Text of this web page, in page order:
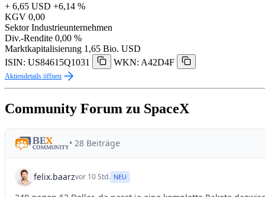
+ 6,65 USD +6,14 %
KGV 0,00
Sektor Industrieunternehmen
Div.-Rendite 0,00 %
Marktkapitalisierung 1,65 Bio. USD
ISIN: US84615Q1031
WKN: A42D4F
Aktiendetails öffnen
Community Forum zu SpaceX